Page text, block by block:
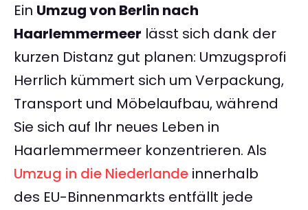
Ein Umzug von Berlin nach
Haarlemmermeer lässt sich dank der
kurzen Distanz gut planen: Umzugsprofi
Herrlich kümmert sich um Verpackung,
Transport und Möbelaufbau, während
Sie sich auf Ihr neues Leben in
Haarlemmermeer konzentrieren. Als
Umzug in die Niederlande innerhalb
des EU-Binnenmarkts entfällt jede